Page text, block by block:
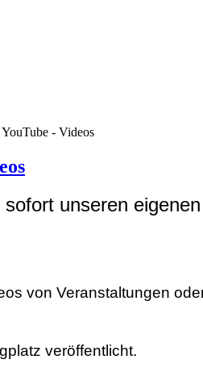
YouTube - Videos
unseren
von Veranstaltungen
veröffentlicht.